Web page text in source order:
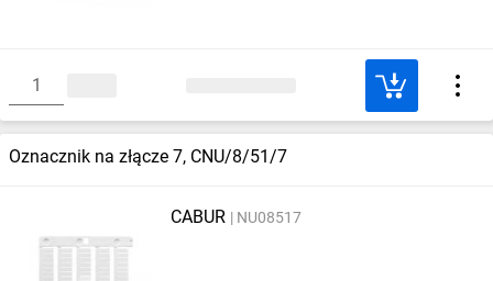
Oznacznik na złącze 7, CNU/8/51/7
CABUR NU08517